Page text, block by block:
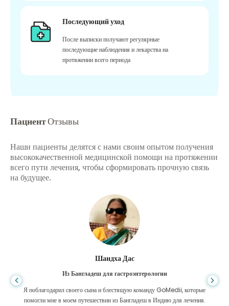
Последующий уход
После выписки получают регулярные
последующие наблюдения и лекарства на
протяжении всего периода
ПациентОтзывы
Наши пациенты делятся с нами своим опытом получения
высококачественной медицинской помощи на протяжении
всего пути лечения, чтобы сформировать прочную связь
на будущее.
Шандха Дас
Из Бангладеш для гастроэнтерологии
Я поблагодарил своего сына и блестящую команду GoMedii, которые
помогли мне в моем путешествии из Бангладеш в Индию для лечения.